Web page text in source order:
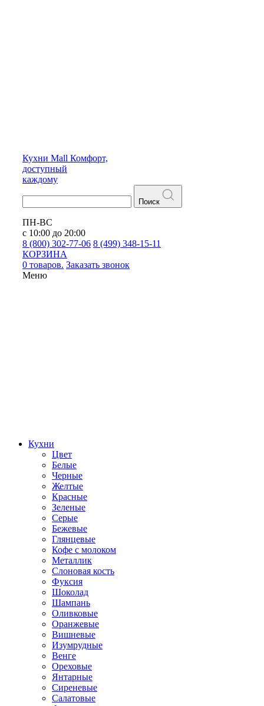
Кухни Mall Комфорт,
доступный
каждому
Поиск
ПН-ВС
с 10:00 до 20:00
8 (800) 302-77-06 8 (499) 348-15-11
КОРЗИНА
0 товаров. Заказать звонок
Меню
Кухни
Цвет
Белые
Черные
Желтые
Красные
Зеленые
Серые
Бежевые
Глянцевые
Кофе с молоком
Металлик
Слоновая кость
Фуксия
Шоколад
Шампань
Оливковые
Оранжевые
Вишневые
Изумрудные
Венге
Ореховые
Янтарные
Сиреневые
Салатовые